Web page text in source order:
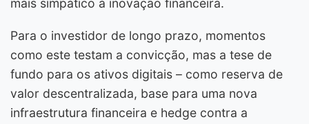
mais simpático à inovação financeira.
Para o investidor de longo prazo, momentos
como este testam a convicção, mas a tese de
fundo para os ativos digitais – como reserva de
valor descentralizada, base para uma nova
infraestrutura financeira e hedge contra a